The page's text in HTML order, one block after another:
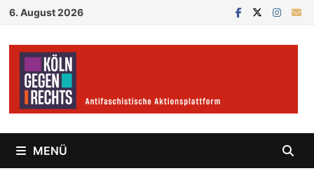
Zum
springen
6. August 2026
MENÜ